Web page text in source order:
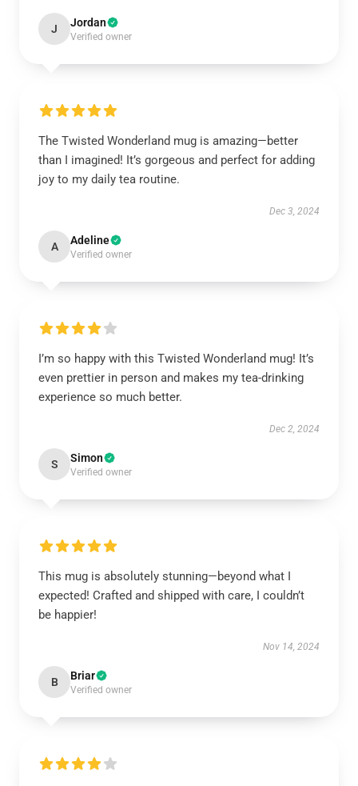
J Jordan
Verified owner
The Twisted Wonderland mug is amazing—better
than I imagined! It’s gorgeous and perfect for adding
joy to my daily tea routine.
Dec 3, 2024
A Adeline
Verified owner
I’m so happy with this Twisted Wonderland mug! It’s
even prettier in person and makes my tea-drinking
experience so much better.
Dec 2, 2024
S Simon
Verified owner
This mug is absolutely stunning—beyond what I
expected! Crafted and shipped with care, I couldn’t
be happier!
Nov 14, 2024
B Briar
Verified owner